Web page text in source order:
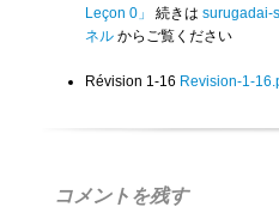
Leçon 0」 続きは surugadai-
ネル からご覧ください
Révision 1-16 Revision-1-
コメントを残す